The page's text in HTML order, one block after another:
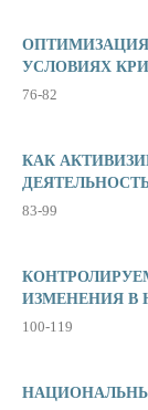
УСЛОВИЯХ
76-82
КАК
83-99
ИЗМЕНЕНИЯ В
100-119